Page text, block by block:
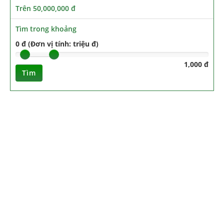
Trên 50,000,000 đ
Tìm trong khoảng
0 đ (Đơn vị tính: triệu đ)
1,000 đ
Tìm